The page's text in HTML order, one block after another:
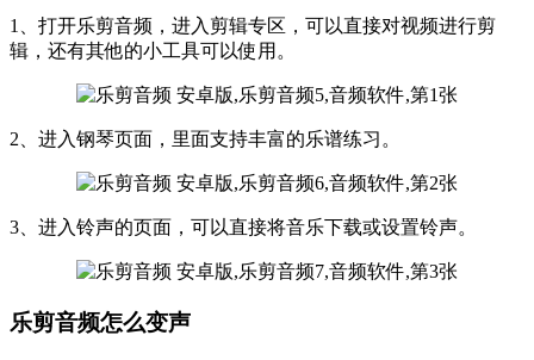
1、打开乐剪音频，进入剪辑专区，可以直接对视频进行剪
辑，还有其他的小工具可以使用。
2、进入钢琴页面，里面支持丰富的乐谱练习。
3、进入铃声的页面，可以直接将音乐下载或设置铃声。
乐剪音频怎么变声